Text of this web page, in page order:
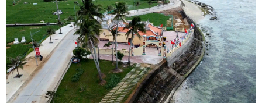
Đảng
Tổ chức nhân sự
Quốc hội
Nhận diện sự thật
Tin 24h
Giáo dục
Dự báo thời tiết
Dấu ấn VOV
Việc làm
Biển đảo